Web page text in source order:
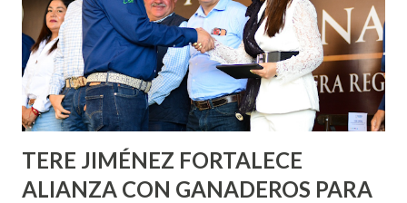
lo que se aplicará pintura en 66 casas. Posteriormente se
llevará este programa a Villas de Nuestra Señora de la
Asunción, Avenida Alameda y Decreto 27 de Septiembre, en
los edificios FOVISSSTE Ojo de Agua, en la comunidad
Norias de Paso Hondo y en los edificios de...
TERE JIMÉNEZ FORTALECE
ALIANZA CON GANADEROS PARA